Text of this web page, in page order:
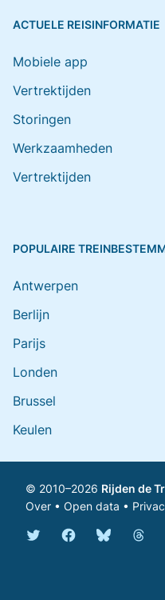
ACTUELE REISINFORMATIE
Mobiele app
Vertrektijden
Storingen
Werkzaamheden
Vertrektijden
POPULAIRE
Antwerpen
Berlijn
Parijs
Londen
Brussel
Keulen
© 2010–2026 Rijden de
Over • Open data •